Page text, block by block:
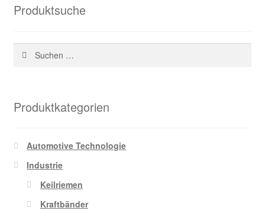
Produktsuche
Suchen
Produktkategorien
Automotive Technologie
Industrie
Keilriemen
Kraftbänder